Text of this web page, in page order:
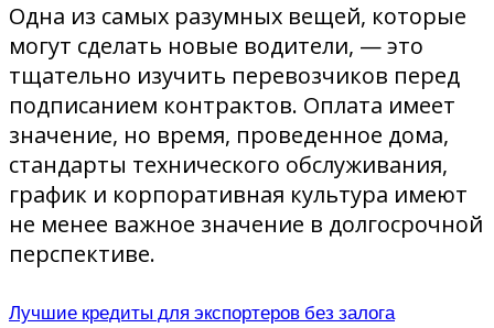
Одна из самых разумных вещей, которые
могут сделать новые водители, — это
тщательно изучить перевозчиков перед
подписанием контрактов. Оплата имеет
значение, но время, проведенное дома,
стандарты технического обслуживания,
график и корпоративная культура имеют
не менее важное значение в долгосрочной
перспективе.
Лучшие кредиты для экспортеров без залога